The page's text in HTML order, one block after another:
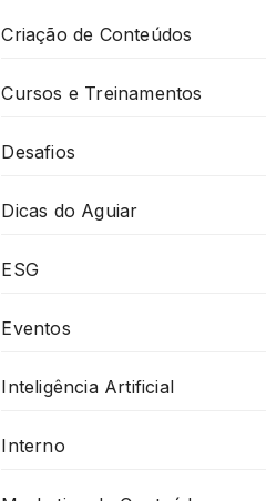
Criação de Conteúdos
Cursos e Treinamentos
Desafios
Dicas do Aguiar
ESG
Eventos
Inteligência Artificial
Interno